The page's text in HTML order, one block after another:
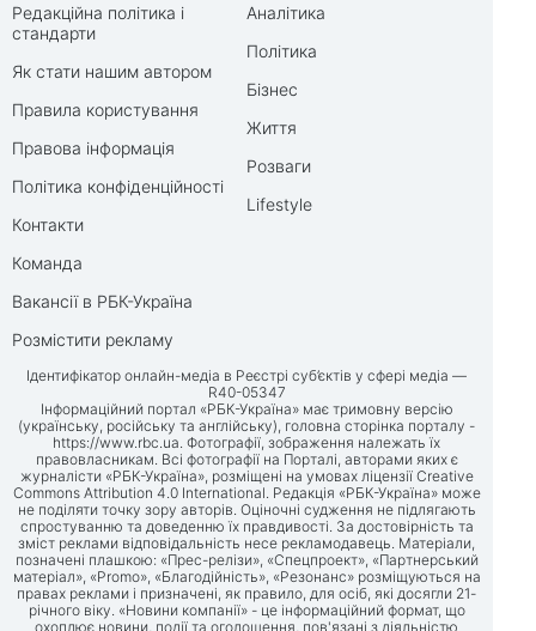
Редакційна політика і
стандарти
Як стати нашим автором
Правила користування
Правова інформація
Політика конфіденційності
Контакти
Команда
Вакансії в РБК-Україна
Розмістити рекламу
Аналітика
Політика
Бізнес
Життя
Розваги
Lifestyle
Ідентифікатор онлайн-медіа в Реєстрі суб’єктів у сфері медіа —
R40-05347
Інформаційний портал «РБК-Україна» має тримовну версію
(українську, російську та англійську), головна сторінка порталу -
https://www.rbc.ua . Фотографії, зображення належать їх
правовласникам. Всі фотографії на Порталі, авторами яких є
журналісти «РБК-Україна», розміщені на умовах ліцензії Creative
Commons Attribution 4.0 International. Редакція «РБК-Україна» може
не поділяти точку зору авторів. Оціночні судження не підлягають
спростуванню та доведенню їх правдивості. За достовірність та
зміст реклами відповідальність несе рекламодавець. Матеріали,
позначені плашкою: «Прес-релізи», «Спецпроект», «Партнерський
матеріал», «Promo», «Благодійність», «Резонанс» розміщуються на
правах реклами і призначені, як правило, для осіб, які досягли 21-
річного віку. «Новини компанії» - це інформаційний формат, що
охоплює новини, події та оголошення, пов'язані з діяльністю